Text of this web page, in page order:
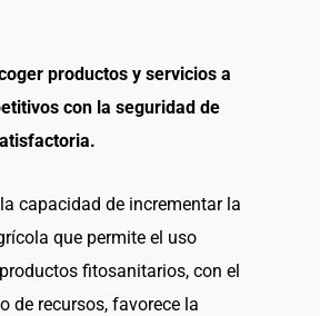
productos y servicios a
con la seguridad de
capacidad de incrementar la
que permite el uso
fitosanitarios, con el
de recursos, favorece la